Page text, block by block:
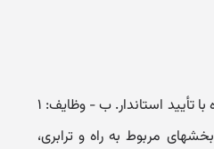
۳- سه نفر صاحب نظر دانشگاهی در امور مربوط، به پیشنهاد کارگروه با تأیید استاندار. ب - وظایف: ۱
مربوط به راه و ترابری،